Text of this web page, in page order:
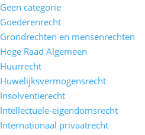
Geen categorie
Goederenrecht
Grondrechten en mensenrechten
Hoge Raad Algemeen
Huurrecht
Huwelijksvermogensrecht
Insolventierecht
Intellectuele-eigendomsrecht
Internationaal privaatrecht